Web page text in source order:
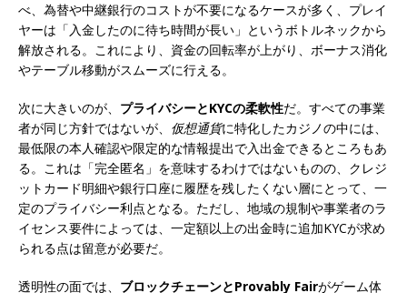
べ、為替や中継銀行のコストが不要になるケースが多く、プレイ
ヤーは「入金したのに待ち時間が長い」というボトルネックから
解放される。これにより、資金の回転率が上がり、ボーナス消化
やテーブル移動がスムーズに行える。
次に大きいのが、 プライバシーとKYCの柔軟性だ。すべての事業
者が同じ方針ではないが、 仮想通貨に特化したカジノの中には、
最低限の本人確認や限定的な情報提出で入出金できるところもあ
る。これは「完全匿名」を意味するわけではないものの、クレジ
ットカード明細や銀行口座に履歴を残したくない層にとって、一
定のプライバシー利点となる。ただし、地域の規制や事業者のラ
イセンス要件によっては、一定額以上の出金時に追加KYCが求め
られる点は留意が必要だ。
透明性の面では、 ブロックチェーンとProvably Fairがゲーム体